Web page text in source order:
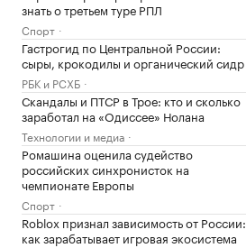
знать о третьем туре РПЛ
Спорт
Гастрогид по Центральной России:
сыры, крокодилы и органический сидр
РБК и РСХБ
Скандалы и ПТСР в Трое: кто и сколько
заработал на «Одиссее» Нолана
Технологии и медиа
Ромашина оценила судейство
российских синхронисток на
чемпионате Европы
Спорт
Roblox признал зависимость от России:
как зарабатывает игровая экосистема